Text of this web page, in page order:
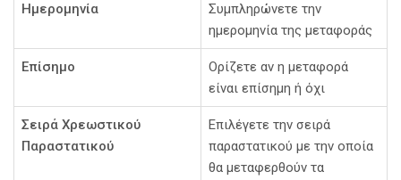
Ημερομηνία
Συμπληρώνετε την
ημερομηνία της μεταφοράς
Επίσημο
Ορίζετε αν η μεταφορά
είναι επίσημη ή όχι
Σειρά Χρεωστικού
Παραστατικού
Επιλέγετε την σειρά
παραστατικού με την οποία
θα μεταφερθούν τα